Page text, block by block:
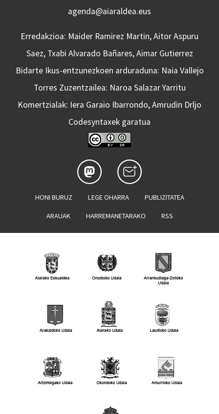
agenda@aiaraldea.eus
Erredakzioa: Maider Ramirez Martin, Aitor Aspuru
Saez, Txabi Alvarado Bañares, Aimar Gutierrez
Bidarte Ikus-entzunezkoen arduraduna: Naia Vallejo
Torres Zuzentzailea: Naroa Salazar Yarritu
Komertzialak: Iera Garaio Ibarrondo, Amrudin Drljo
Codesyntaxek garatua
HONI BURUZ LEGE OHARRA PUBLIZITATEA
ARAUAK HARREMANETARAKO RSS